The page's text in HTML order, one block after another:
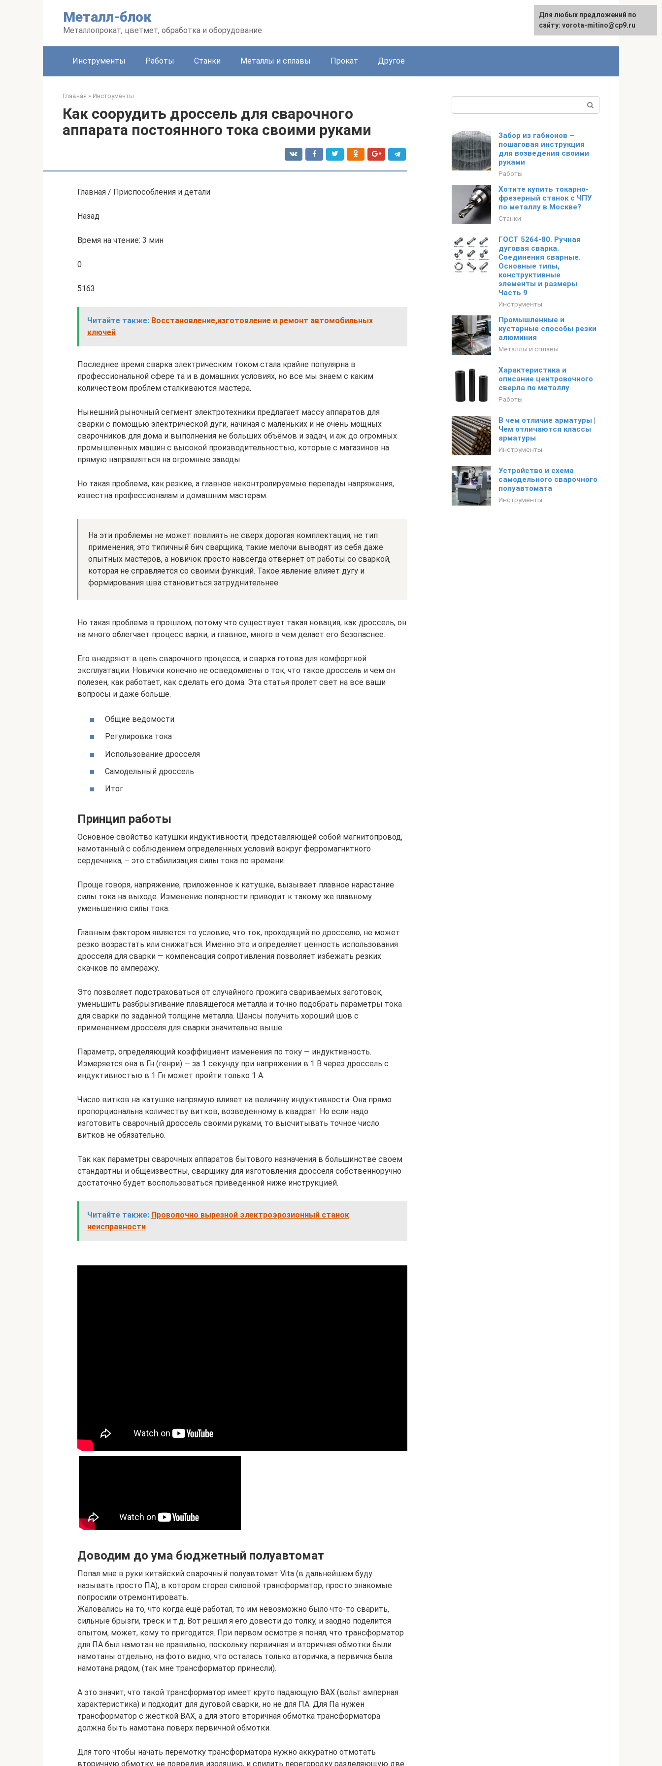
Металл-блок
Металлопрокат, цветмет, обработка и оборудование
Инструменты Работы Станки Металлы и сплавы Прокат Другое
Главная » Инструменты
Как соорудить дроссель для сварочного
аппарата постоянного тока своими руками
Главная / Приспособления и детали
Назад
Время на чтение: 3 мин
0
5163
Читайте также: Восстановление,изготовление и ремонт автомобильных
ключей
Последнее время сварка электрическим током стала крайне популярна в
профессиональной сфере та и в домашних условиях, но все мы знаем с каким
количеством проблем сталкиваются мастера.
Нынешний рыночный сегмент электротехники предлагает массу аппаратов для
сварки с помощью электрической дуги, начиная с маленьких и не очень мощных
сварочников для дома и выполнения не больших объёмов и задач, и аж до огромных
промышленных машин с высокой производительностью, которые с магазинов на
прямую направляться на огромные заводы.
Но такая проблема, как резкие, а главное неконтролируемые перепады напряжения,
известна профессионалам и домашним мастерам.
На эти проблемы не может повлиять не сверх дорогая комплектация, не тип
применения, это типичный бич сварщика, такие мелочи выводят из себя даже
опытных мастеров, а новичок просто навсегда отвернет от работы со сваркой,
которая не справляется со своими функций. Такое явление влияет дугу и
формирования шва становиться затруднительнее.
Но такая проблема в прошлом, потому что существует такая новация, как дроссель, он
на много облегчает процесс варки, и главное, много в чем делает его безопаснее.
Его внедряют в цепь сварочного процесса, и сварка готова для комфортной
эксплуатации. Новички конечно не осведомлены о ток, что такое дроссель и чем он
полезен, как работает, как сделать его дома. Эта статья пролет свет на все ваши
вопросы и даже больше.
Общие ведомости
Регулировка тока
Использование дросселя
Самодельный дроссель
Итог
Принцип работы
Основное свойство катушки индуктивности, представляющей собой магнитопровод,
намотанный с соблюдением определенных условий вокруг ферромагнитного
сердечника, – это стабилизация силы тока по времени.
Проще говоря, напряжение, приложенное к катушке, вызывает плавное нарастание
силы тока на выходе. Изменение полярности приводит к такому же плавному
уменьшению силы тока.
Главным фактором является то условие, что ток, проходящий по дросселю, не может
резко возрастать или снижаться. Именно это и определяет ценность использования
дросселя для сварки — компенсация сопротивления позволяет избежать резких
скачков по амперажу.
Это позволяет подстраховаться от случайного прожига свариваемых заготовок,
уменьшить разбрызгивание плавящегося металла и точно подобрать параметры тока
для сварки по заданной толщине металла. Шансы получить хороший шов с
применением дросселя для сварки значительно выше.
Параметр, определяющий коэффициент изменения по току — индуктивность.
Измеряется она в Гн (генри) — за 1 секунду при напряжении в 1 В через дроссель с
индуктивностью в 1 Гн может пройти только 1 А.
Число витков на катушке напрямую влияет на величину индуктивности. Она прямо
пропорциональна количеству витков, возведенному в квадрат. Но если надо
изготовить сварочный дроссель своими руками, то высчитывать точное число
витков не обязательно.
Так как параметры сварочных аппаратов бытового назначения в большинстве своем
стандартны и общеизвестны, сварщику для изготовления дросселя собственноручно
достаточно будет воспользоваться приведенной ниже инструкцией.
Читайте также: Проволочно вырезной электроэрозионный станок
неисправности
Доводим до ума бюджетный полуавтомат
Попал мне в руки китайский сварочный полуавтомат Vita (в дальнейшем буду
называть просто ПА), в котором сгорел силовой трансформатор, просто знакомые
попросили отремонтировать.
Жаловались на то, что когда ещё работал, то им невозможно было что-то сварить,
сильные брызги, треск и т.д. Вот решил я его довести до толку, и заодно поделится
опытом, может, кому то пригодится. При первом осмотре я понял, что трансформатор
для ПА был намотан не правильно, поскольку первичная и вторичная обмотки были
намотаны отдельно, на фото видно, что осталась только вторичка, а первичка была
намотана рядом, (так мне трансформатор принесли).
А это значит, что такой трансформатор имеет круто падающую ВАХ (вольт амперная
характеристика) и подходит для дуговой сварки, но не для ПА. Для Па нужен
трансформатор с жёсткой ВАХ, а для этого вторичная обмотка трансформатора
должна быть намотана поверх первичной обмотки.
Для того чтобы начать перемотку трансформатора нужно аккуратно отмотать
вторичную обмотку, не повредив изоляцию, и спилить перегородку разделяющую две
Забор из габионов –
пошаговая инструкция
для возведения своими
руками
Работы
Хотите купить токарно-
фрезерный станок с ЧПУ
по металлу в Москве?
Станки
ГОСТ 5264-80. Ручная
дуговая сварка.
Соединения сварные.
Основные типы,
конструктивные
элементы и размеры
Часть 9
Инструменты
Промышленные и
кустарные способы резки
алюминия
Металлы и сплавы
Характеристика и
описание центровочного
сверла по металлу
Работы
В чем отличие арматуры |
Чем отличаются классы
арматуры
Инструменты
Устройство и схема
самодельного сварочного
полуавтомата
Инструменты
Для любых предложений по
сайту: vorota-mitino@cp9.ru